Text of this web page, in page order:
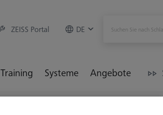
ZEISS Portal DE
Training Systeme Angebote
Prüfkörper Multi Feature Check mini